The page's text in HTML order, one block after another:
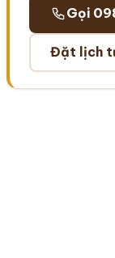
Gọi
Đặt lịch